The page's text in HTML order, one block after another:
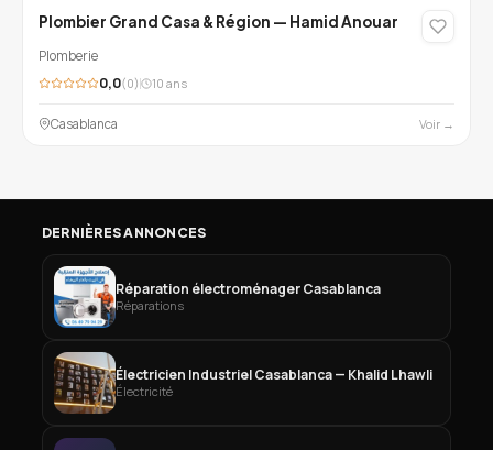
Plombier Grand Casa & Région — Hamid Anouar
Plomberie
0,0(0) 10 ans
Casablanca Voir →
DERNIÈRES ANNONCES
Réparation électroménager Casablanca
Réparations
Électricien Industriel Casablanca — Khalid Lhawli
Électricité